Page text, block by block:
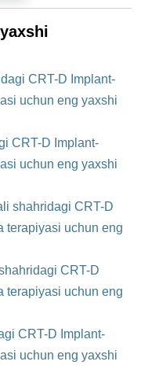
CRT-D Implant-
uchun eng yaxshi
CRT-D Implant-
uchun eng yaxshi
shahridagi CRT-D
terapiyasi uchun eng
CRT-D
terapiyasi uchun eng
CRT-D Implant-
uchun eng yaxshi